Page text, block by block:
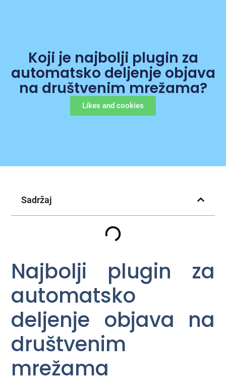
Koji je najbolji plugin za
automatsko deljenje objava
na društvenim mrežama?
Likes and cookies
Sadržaj
Najbolji plugin za
automatsko
deljenje objava na
društvenim
mrežama